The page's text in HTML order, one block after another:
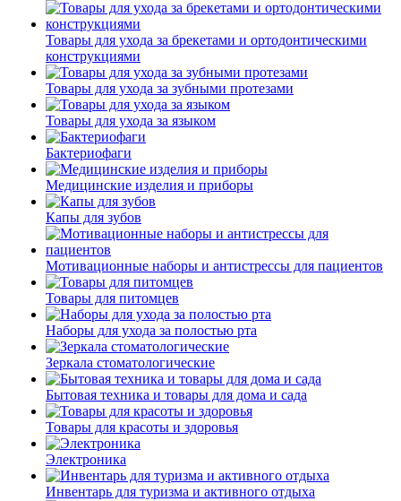
Товары для ухода за брекетами и ортодонтическими
конструкциями
Товары для ухода за зубными протезами
Товары для ухода за языком
Бактериофаги
Медицинские изделия и приборы
Капы для зубов
Мотивационные наборы и антистрессы для пациентов
Товары для питомцев
Наборы для ухода за полостью рта
Зеркала стоматологические
Бытовая техника и товары для дома и сада
Товары для красоты и здоровья
Электроника
Инвентарь для туризма и активного отдыха